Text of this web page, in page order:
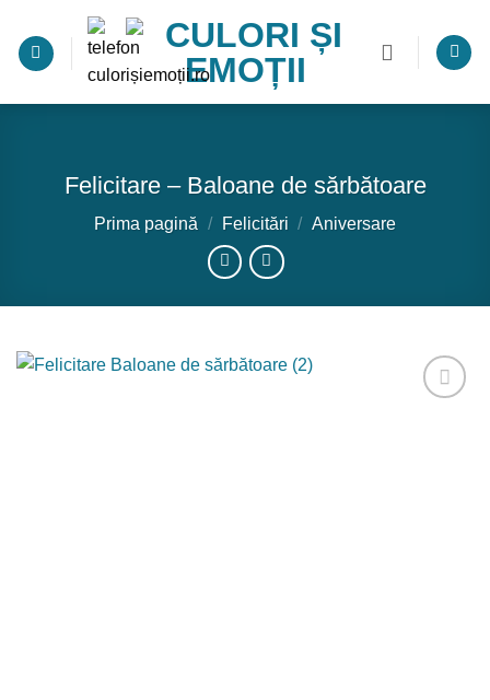
content
Felicitare – Baloane de sărbătoare
Prima pagină / Felicitări / Aniversare